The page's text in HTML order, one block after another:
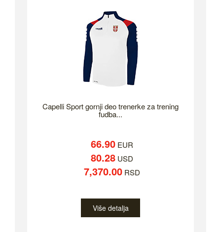
Capelli Sport gornji deo trenerke za trening
fudba...
66.90EUR
80.28USD
7,370.00RSD
Više detalja